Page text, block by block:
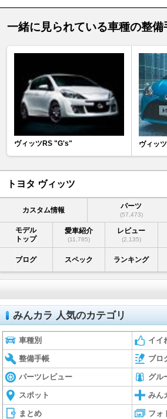
一緒に見られている車種の整備
ヴィッツRS "G's" ヴィッ
トヨタ ヴィッツ
カスタム情報 パーツ
(57,473)
モデル
トップ
愛車紹介
(11,785)
レビュー
(2,135)
ブログ スペック ランキング
みんカラ 人気のカテゴリ
車種別 イイ
整備手帳 ブロ
パーツレビュー グル
スポット みん
まとめ フォ